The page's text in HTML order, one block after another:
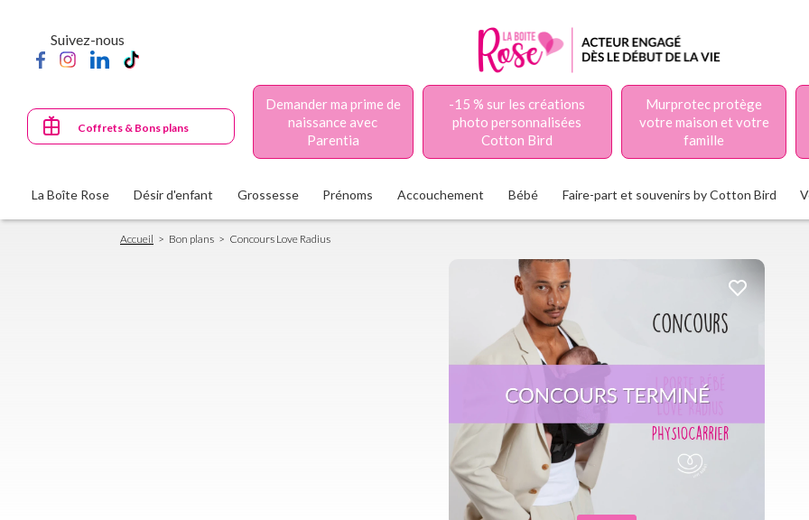
principal
Suivez-nous
Coffrets & Bons plans
Demander ma prime de
naissance avec
Parentia
-15 % sur les créations
photo personnalisées
Cotton Bird
Murprotec protège
votre maison et votre
famille
La Boîte Rose Désir d'enfant Grossesse Prénoms Accouchement Bébé Faire-part et souvenirs by Cotton Bird
Fil
d'Ariane
Accueil Bon plans Concours Love Radius